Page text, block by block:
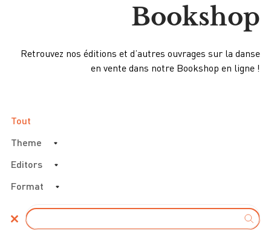
Bookshop
Retrouvez nos éditions et d’autres ouvrages sur la danse
en vente dans notre Bookshop en ligne !
Tout
Theme
Editors
Format